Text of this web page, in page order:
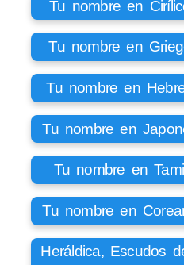
Tu nombre en
Tu nombre en
Tu nombre en
Tu nombre en
Tu nombre en Tamil
Tu nombre en
Heráldica, Escudos